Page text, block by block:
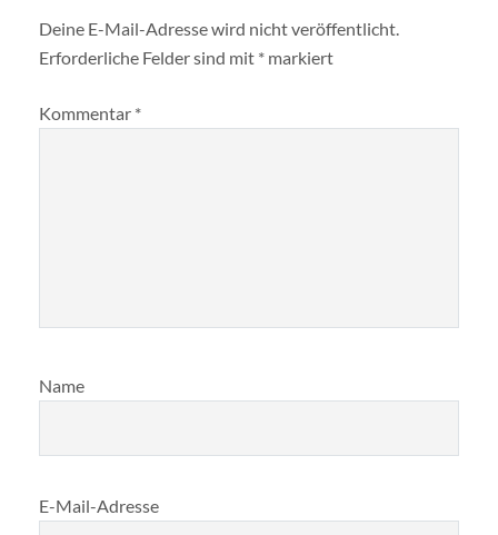
Deine E-Mail-Adresse wird nicht veröffentlicht.
Erforderliche Felder sind mit * markiert
Kommentar *
Name
E-Mail-Adresse